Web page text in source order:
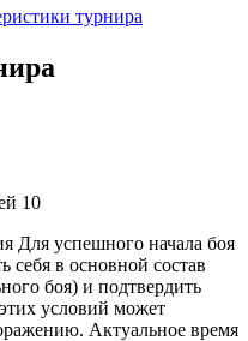
турнира
10
Для успешного начала боя
себя в основной состав
боя) и подтвердить
условий может
Актуальное время